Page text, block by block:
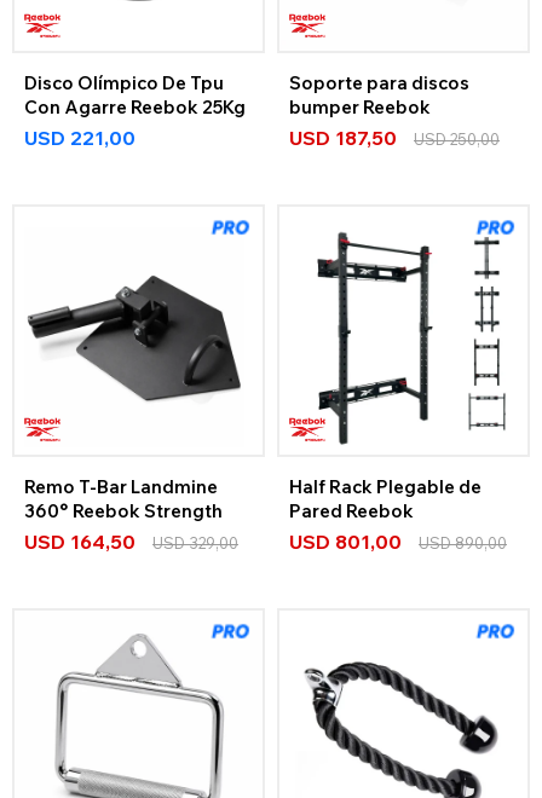
Disco Olímpico De Tpu
Con Agarre Reebok 25Kg
USD 221,00
Soporte para discos
bumper Reebok
USD 187,50 USD250,00
Remo T-Bar Landmine
360° Reebok Strength
USD 164,50 USD329,00
Half Rack Plegable de
Pared Reebok
USD 801,00 USD890,00